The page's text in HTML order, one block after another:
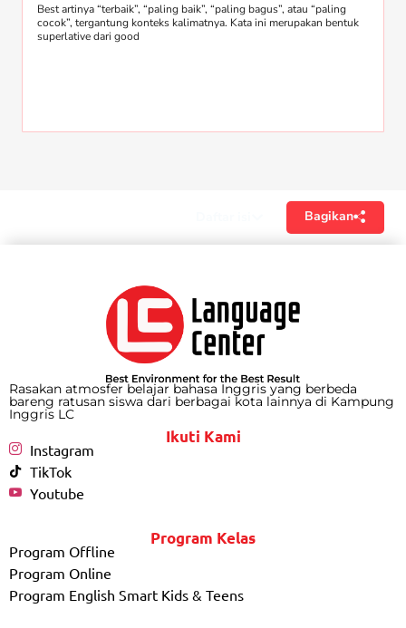
Best artinya “terbaik”, “paling baik”, “paling bagus”, atau “paling
cocok”, tergantung konteks kalimatnya. Kata ini merupakan bentuk
superlative dari good
Bagikan
Rasakan atmosfer belajar bahasa Inggris yang berbeda
bareng ratusan siswa dari berbagai kota lainnya di Kampung
Inggris LC
Ikuti Kami
Instagram
TikTok
Youtube
Program Kelas
Program Offline
Program Online
Program English Smart Kids & Teens